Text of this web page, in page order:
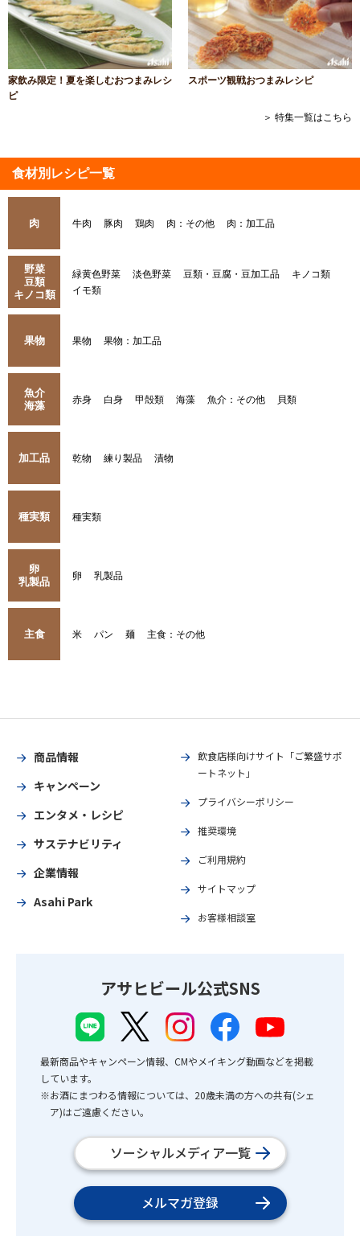
家飲み限定！夏を楽しむおつまみレシ
ピ
スポーツ観戦おつまみレシピ
＞ 特集一覧はこちら
食材別レシピ一覧
肉 牛肉 豚肉 鶏肉 肉：その他 肉：加工品
野菜
豆類
キノコ類
緑黄色野菜 淡色野菜 豆類・豆腐・豆加工品
キノコ類
イモ類
果物 果物 果物：加工品
魚介
海藻
赤身 白身 甲殻類 海藻 魚介：その他 貝類
加工品 乾物 練り製品 漬物
種実類 種実類
卵
乳製品
卵 乳製品
主食 米 パン 麺 主食：その他
商品情報
キャンペーン
エンタメ・レシピ
サステナビリティ
企業情報
Asahi Park
飲食店様向けサイト「ご繁盛サポ
ートネット」
プライバシーポリシー
推奨環境
ご利用規約
サイトマップ
お客様相談室
アサヒビール公式SNS
最新商品やキャンペーン情報、CMやメイキング動画などを掲載
しています。
※お酒にまつわる情報については、20歳未満の方への共有(シェ
ア)はご遠慮ください。
ソーシャルメディア一覧
メルマガ登録